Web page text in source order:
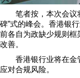
笔者按，本次会议将
碑”式的峰会。香港银
前各自为政缺少规则框
改善。
香港银行业将在金管
应对合规风险。